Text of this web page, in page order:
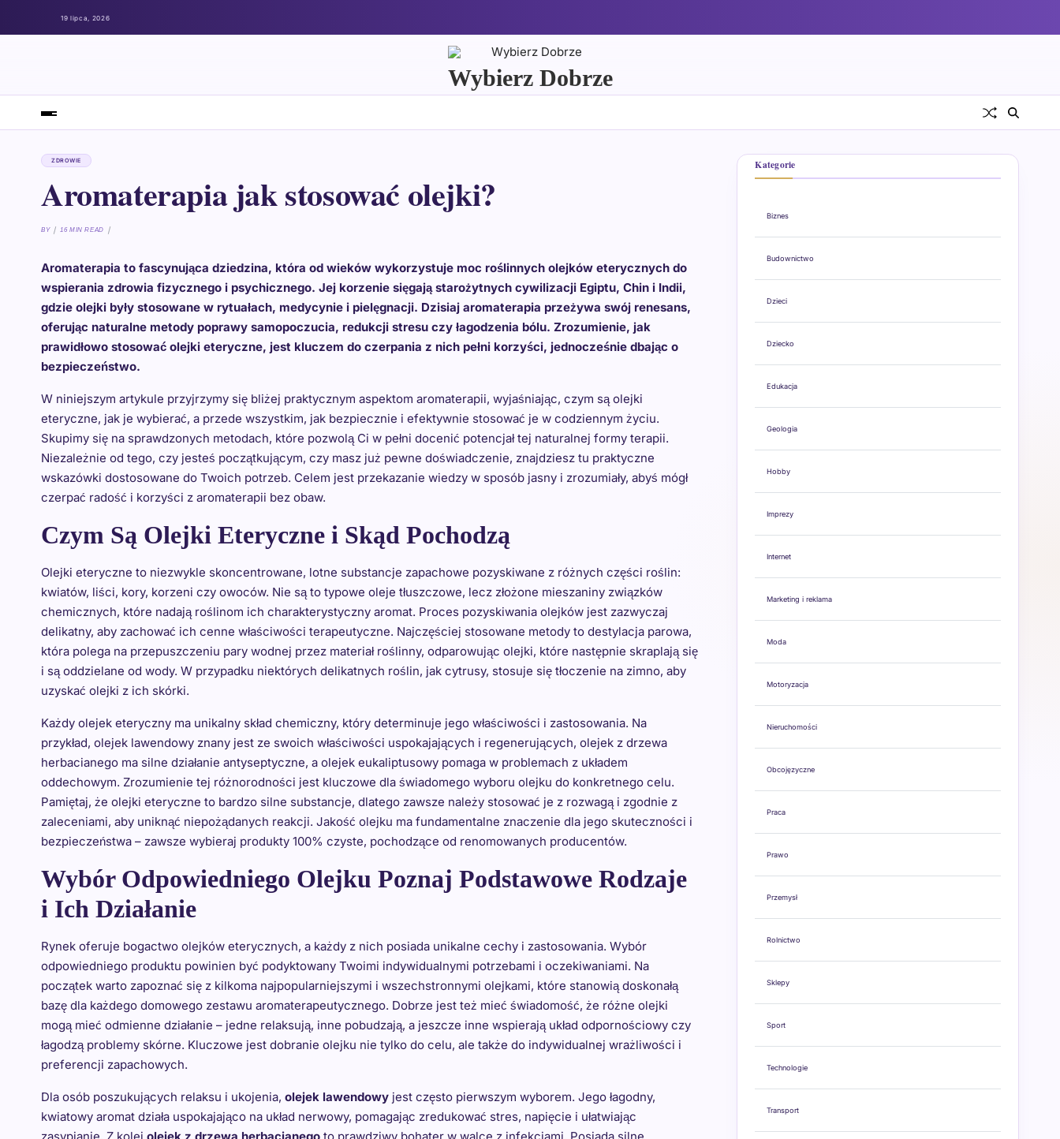
19 lipca, 2026
Wybierz Dobrze
ZDROWIE
Aromaterapia jak stosować olejki?
BY 16 MIN READ
Aromaterapia to fascynująca dziedzina, która od wieków wykorzystuje moc roślinnych olejków eterycznych do
wspierania zdrowia fizycznego i psychicznego. Jej korzenie sięgają starożytnych cywilizacji Egiptu, Chin i Indii,
gdzie olejki były stosowane w rytuałach, medycynie i pielęgnacji. Dzisiaj aromaterapia przeżywa swój renesans,
oferując naturalne metody poprawy samopoczucia, redukcji stresu czy łagodzenia bólu. Zrozumienie, jak
prawidłowo stosować olejki eteryczne, jest kluczem do czerpania z nich pełni korzyści, jednocześnie dbając o
bezpieczeństwo.
W niniejszym artykule przyjrzymy się bliżej praktycznym aspektom aromaterapii, wyjaśniając, czym są olejki
eteryczne, jak je wybierać, a przede wszystkim, jak bezpiecznie i efektywnie stosować je w codziennym życiu.
Skupimy się na sprawdzonych metodach, które pozwolą Ci w pełni docenić potencjał tej naturalnej formy terapii.
Niezależnie od tego, czy jesteś początkującym, czy masz już pewne doświadczenie, znajdziesz tu praktyczne
wskazówki dostosowane do Twoich potrzeb. Celem jest przekazanie wiedzy w sposób jasny i zrozumiały, abyś mógł
czerpać radość i korzyści z aromaterapii bez obaw.
Czym Są Olejki Eteryczne i Skąd Pochodzą
Olejki eteryczne to niezwykle skoncentrowane, lotne substancje zapachowe pozyskiwane z różnych części roślin:
kwiatów, liści, kory, korzeni czy owoców. Nie są to typowe oleje tłuszczowe, lecz złożone mieszaniny związków
chemicznych, które nadają roślinom ich charakterystyczny aromat. Proces pozyskiwania olejków jest zazwyczaj
delikatny, aby zachować ich cenne właściwości terapeutyczne. Najczęściej stosowane metody to destylacja parowa,
która polega na przepuszczeniu pary wodnej przez materiał roślinny, odparowując olejki, które następnie skraplają się
i są oddzielane od wody. W przypadku niektórych delikatnych roślin, jak cytrusy, stosuje się tłoczenie na zimno, aby
uzyskać olejki z ich skórki.
Każdy olejek eteryczny ma unikalny skład chemiczny, który determinuje jego właściwości i zastosowania. Na
przykład, olejek lawendowy znany jest ze swoich właściwości uspokajających i regenerujących, olejek z drzewa
herbacianego ma silne działanie antyseptyczne, a olejek eukaliptusowy pomaga w problemach z układem
oddechowym. Zrozumienie tej różnorodności jest kluczowe dla świadomego wyboru olejku do konkretnego celu.
Pamiętaj, że olejki eteryczne to bardzo silne substancje, dlatego zawsze należy stosować je z rozwagą i zgodnie z
zaleceniami, aby uniknąć niepożądanych reakcji. Jakość olejku ma fundamentalne znaczenie dla jego skuteczności i
bezpieczeństwa – zawsze wybieraj produkty 100% czyste, pochodzące od renomowanych producentów.
Wybór Odpowiedniego Olejku Poznaj Podstawowe Rodzaje
i Ich Działanie
Rynek oferuje bogactwo olejków eterycznych, a każdy z nich posiada unikalne cechy i zastosowania. Wybór
odpowiedniego produktu powinien być podyktowany Twoimi indywidualnymi potrzebami i oczekiwaniami. Na
początek warto zapoznać się z kilkoma najpopularniejszymi i wszechstronnymi olejkami, które stanowią doskonałą
bazę dla każdego domowego zestawu aromaterapeutycznego. Dobrze jest też mieć świadomość, że różne olejki
mogą mieć odmienne działanie – jedne relaksują, inne pobudzają, a jeszcze inne wspierają układ odpornościowy czy
łagodzą problemy skórne. Kluczowe jest dobranie olejku nie tylko do celu, ale także do indywidualnej wrażliwości i
preferencji zapachowych.
Dla osób poszukujących relaksu i ukojenia, olejek lawendowy jest często pierwszym wyborem. Jego łagodny,
kwiatowy aromat działa uspokajająco na układ nerwowy, pomagając zredukować stres, napięcie i ułatwiając
Kategorie
Biznes
Budownictwo
Dzieci
Dziecko
Edukacja
Geologia
Hobby
Imprezy
Internet
Marketing i reklama
Moda
Motoryzacja
Nieruchomości
Obcojęzyczne
Praca
Prawo
Przemysł
Rolnictwo
Sklepy
Sport
Technologie
Transport